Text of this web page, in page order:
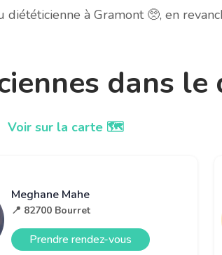
à Gramont 🥺, en
dans
Voir sur la carte 🗺️
Meghane Mahe
📍 82700 Bourret
Prendre rendez-vous